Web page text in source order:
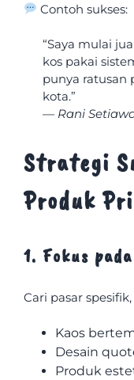
Contoh sukses:
“Saya mulai
kos pakai
punya ratusan
kota.”
— Rani
Strategi
Produk
1. Fokus
Cari pasar
Kaos
Desain
Produk